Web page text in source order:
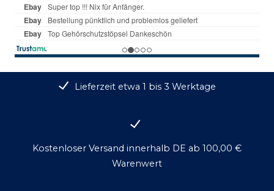
Lieferzeit etwa 1 bis 3 Werktage
Kostenloser Versand innerhalb DE ab 100,00 €
Warenwert